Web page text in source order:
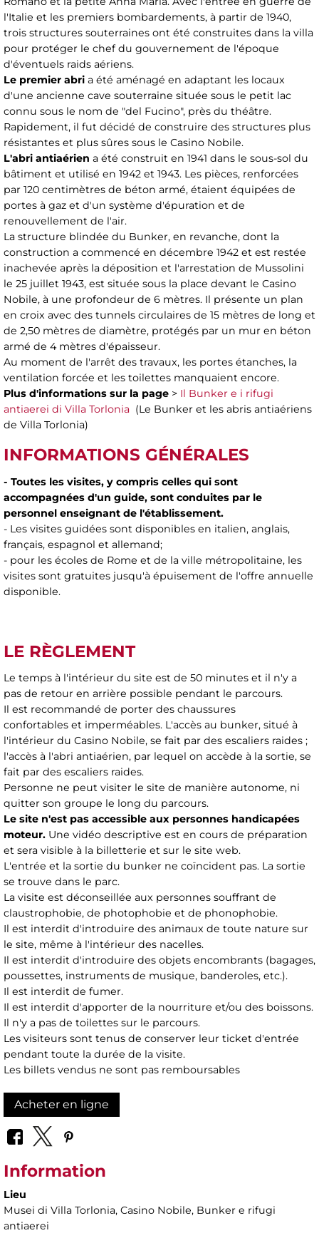
l'Italie et les premiers bombardements, à partir de 1940,
trois structures souterraines ont été construites dans la villa
pour protéger le chef du gouvernement de l'époque
d'éventuels raids aériens.
Le premier abri a été aménagé en adaptant les locaux
d'une ancienne cave souterraine située sous le petit lac
connu sous le nom de "del Fucino", près du théâtre.
Rapidement, il fut décidé de construire des structures plus
résistantes et plus sûres sous le Casino Nobile.
L'abri antiaérien a été construit en 1941 dans le sous-sol du
bâtiment et utilisé en 1942 et 1943. Les pièces, renforcées
par 120 centimètres de béton armé, étaient équipées de
portes à gaz et d'un système d'épuration et de
renouvellement de l'air.
La structure blindée du Bunker, en revanche, dont la
construction a commencé en décembre 1942 et est restée
inachevée après la déposition et l'arrestation de Mussolini
le 25 juillet 1943, est située sous la place devant le Casino
Nobile, à une profondeur de 6 mètres. Il présente un plan
en croix avec des tunnels circulaires de 15 mètres de long et
de 2,50 mètres de diamètre, protégés par un mur en béton
armé de 4 mètres d'épaisseur.
Au moment de l'arrêt des travaux, les portes étanches, la
ventilation forcée et les toilettes manquaient encore.
Plus d'informations sur la page > Il Bunker e i rifugi
antiaerei di Villa Torlonia (Le Bunker et les abris antiaériens
de Villa Torlonia)
INFORMATIONS GÉNÉRALES
- Toutes les visites, y compris celles qui sont
accompagnées d'un guide, sont conduites par le
personnel enseignant de l'établissement.
- Les visites guidées sont disponibles en italien, anglais,
français, espagnol et allemand;
- pour les écoles de Rome et de la ville métropolitaine, les
visites sont gratuites jusqu'à épuisement de l'offre annuelle
disponible.
LE RÈGLEMENT
Le temps à l'intérieur du site est de 50 minutes et il n'y a
pas de retour en arrière possible pendant le parcours.
Il est recommandé de porter des chaussures
confortables et imperméables. L'accès au bunker, situé à
l'intérieur du Casino Nobile, se fait par des escaliers raides ;
l'accès à l'abri antiaérien, par lequel on accède à la sortie, se
fait par des escaliers raides.
Personne ne peut visiter le site de manière autonome, ni
quitter son groupe le long du parcours.
Le site n'est pas accessible aux personnes handicapées
moteur. Une vidéo descriptive est en cours de préparation
et sera visible à la billetterie et sur le site web.
L'entrée et la sortie du bunker ne coïncident pas. La sortie
se trouve dans le parc.
La visite est déconseillée aux personnes souffrant de
claustrophobie, de photophobie et de phonophobie.
Il est interdit d'introduire des animaux de toute nature sur
le site, même à l'intérieur des nacelles.
Il est interdit d'introduire des objets encombrants (bagages,
poussettes, instruments de musique, banderoles, etc.).
Il est interdit de fumer.
Il est interdit d'apporter de la nourriture et/ou des boissons.
Il n'y a pas de toilettes sur le parcours.
Les visiteurs sont tenus de conserver leur ticket d'entrée
pendant toute la durée de la visite.
Les billets vendus ne sont pas remboursables
Acheter en ligne
Information
Lieu
Musei di Villa Torlonia, Casino Nobile, Bunker e rifugi
antiaerei